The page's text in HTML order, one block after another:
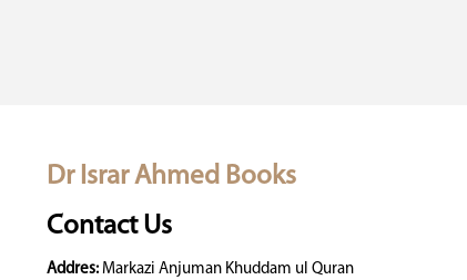
Dr Israr Ahmed Books
Contact Us
Addres:Markazi Anjuman Khuddam ul Quran